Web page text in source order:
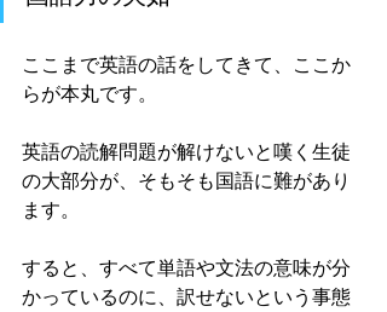
ここまで英語の話をしてきて、ここか
らが本丸です。
英語の読解問題が解けないと嘆く生徒
の大部分が、そもそも国語に難があり
ます。
すると、すべて単語や文法の意味が分
かっているのに、訳せないという事態